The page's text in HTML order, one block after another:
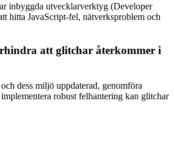
inbyggda utvecklarverktyg (Developer
hitta JavaScript-fel, nätverksproblem och
att glitchar återkommer i
dess miljö uppdaterad, genomföra
robust felhantering kan glitchar